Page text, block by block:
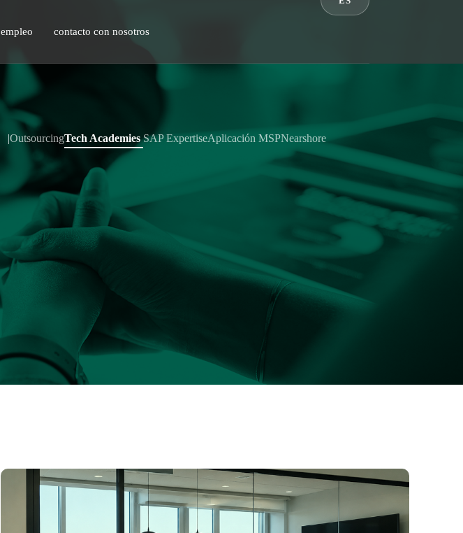
empleo contacto con nosotros
|OutsourcingTech AcademiesSAP ExpertiseAplicación MSPNearshore